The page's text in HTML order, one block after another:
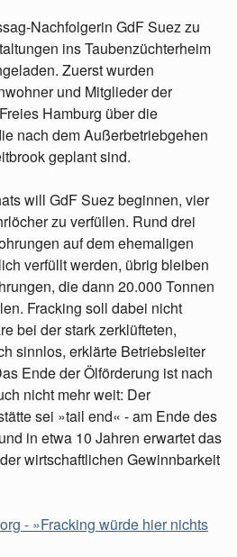
Nachfolgerin GdF Suez zu
ins Taubenzüchterheim
Zuerst wurden
und Mitglieder der
Hamburg über die
nach dem Außerbetriebgehen
geplant sind.
will GdF Suez beginnen, vier
zu verfüllen. Rund drei
auf dem ehemaligen
verfüllt werden, übrig bleiben
die dann 20.000 Tonnen
Fracking soll dabei nicht
bei der stark zerklüfteten,
sinnlos, erklärte Betriebsleiter
Ende der Ölförderung ist nach
nicht mehr weit: Der
sei »tail end« - am Ende des
in etwa 10 Jahren erwartet das
wirtschaftlichen Gewinnbarkeit
- »Fracking würde hier nichts